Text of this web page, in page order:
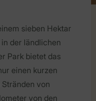
sieben Hektar
der ländlichen
Park bietet das
einen kurzen
von
von den